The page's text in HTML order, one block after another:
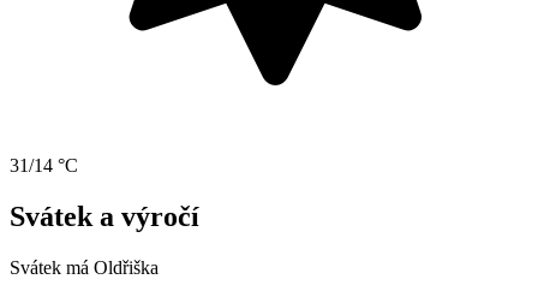
31/14 °C
Svátek a výročí
Svátek má Oldřiška